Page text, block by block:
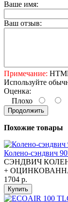
Ваше имя:
Ваш отзыв:
Примечание:
Используйте
Оценка:
Плохо
Продолжить
Похожие товары
Колено-сэндвич
СЭНДВИЧ
+
1704 р.
Купить